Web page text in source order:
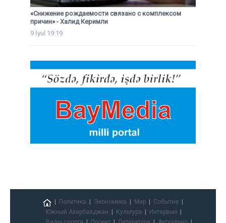
«Снижение рождаемости связано с комплексом
причин» - Халид Керимли
9 İyul 19:19
Политика Экономика Мир
Событие
Южный Азербайджан
Культура
Интервью